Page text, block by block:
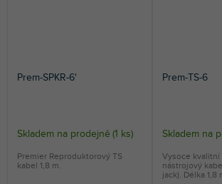
Prem-SPKR-6'
Skladem na prodejně (1 ks)
Premier Reproduktorový TS
kabel 1,8 m.
Prem-TS-6
Skladem na
Vysoce kvalitní
nástrojový
jack). Délka 1,8